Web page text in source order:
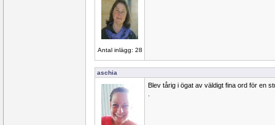
Antal inlägg: 28
aschia
Blev tårig i ögat av väldigt fina ord för en